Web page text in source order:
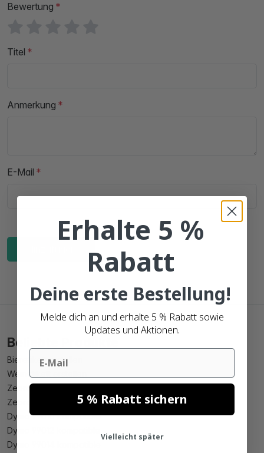
Bewertung
Titel
Anmerkung
E-Mail
Beliebte Produkte
Bieretikett erstellen
Weinetikett erstellen
Zebra 102mm x 150mm kompatible
Zebra 102mm x 210mm kompatible
Dymo 99010 kompatible
Dymo 99012 kompatible
Dymo 99014 kompatible
Erhalte 5 %
Rabatt
Deine erste Bestellung!
Melde dich an und erhalte 5 % Rabatt sowie
Updates und Aktionen.
Email
5 % Rabatt sichern
Vielleicht später